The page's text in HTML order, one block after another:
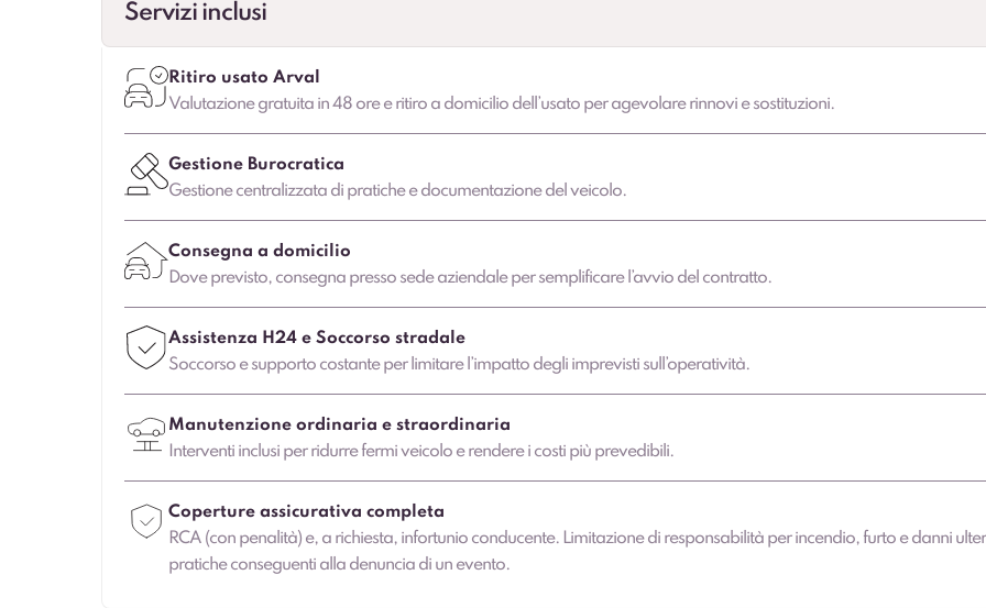
Servizi inclusi
Ritiro usato Arval
Valutazione gratuita in 48 ore e ritiro a domicilio dell’usato per agevolare rinnovi e sostituzioni.
Gestione Burocratica
Gestione centralizzata di pratiche e documentazione del veicolo.
Consegna a domicilio
Dove previsto, consegna presso sede aziendale per semplificare l’avvio del contratto.
Assistenza H24 e Soccorso stradale
Soccorso e supporto costante per limitare l’impatto degli imprevisti sull’operatività.
Manutenzione ordinaria e straordinaria
Interventi inclusi per ridurre fermi veicolo e rendere i costi più prevedibili.
Coperture assicurativa completa
RCA (con penalità) e, a richiesta, infortunio conducente. Limitazione di responsabilità per incendio, furto e danni
pratiche conseguenti alla denuncia di un evento.